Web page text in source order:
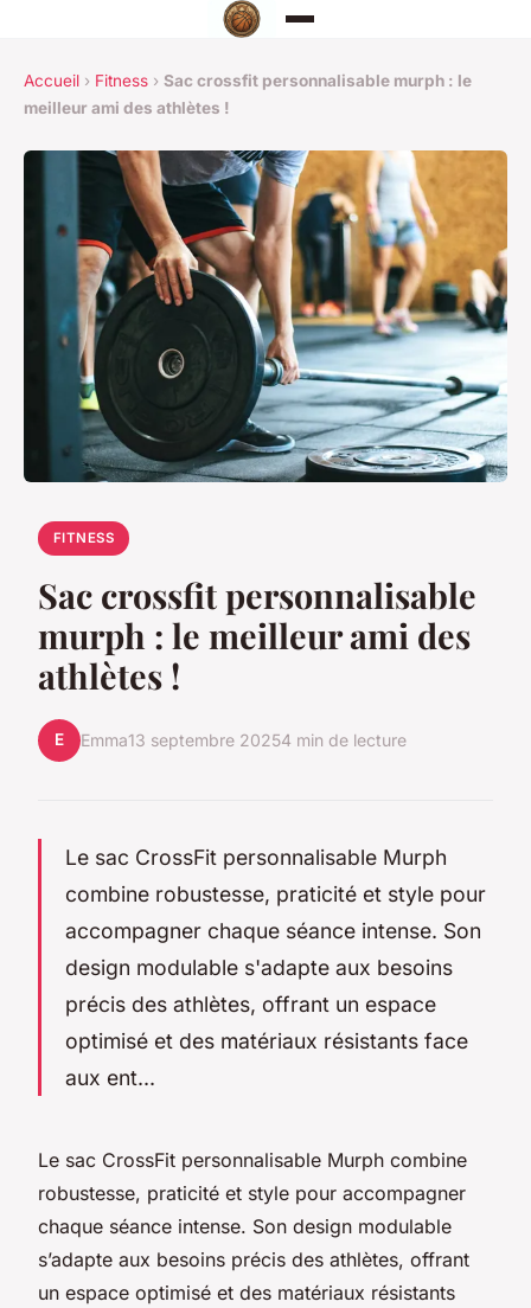
Accueil › Fitness › Sac crossfit personnalisable murph : le
meilleur ami des athlètes !
FITNESS
Sac crossfit personnalisable
murph : le meilleur ami des
athlètes !
E Emma13 septembre 20254 min de lecture
Le sac CrossFit personnalisable Murph
combine robustesse, praticité et style pour
accompagner chaque séance intense. Son
design modulable s'adapte aux besoins
précis des athlètes, offrant un espace
optimisé et des matériaux résistants face
aux ent...
Le sac CrossFit personnalisable Murph combine
robustesse, praticité et style pour accompagner
chaque séance intense. Son design modulable
s’adapte aux besoins précis des athlètes, offrant
un espace optimisé et des matériaux résistants